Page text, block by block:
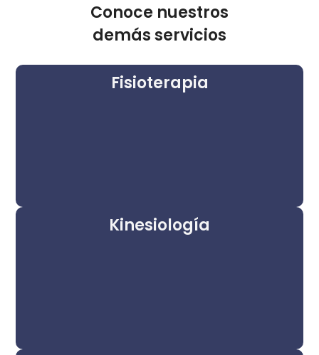
Conoce nuestros
demás servicios
Fisioterapia
Kinesiología